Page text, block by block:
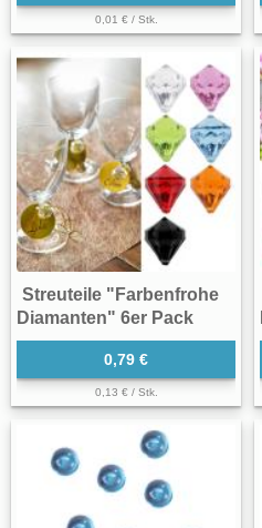
0,01 € / Stk.
Streuteile "Farbenfrohe
Diamanten" 6er Pack
0,79 €
0,13 € / Stk.